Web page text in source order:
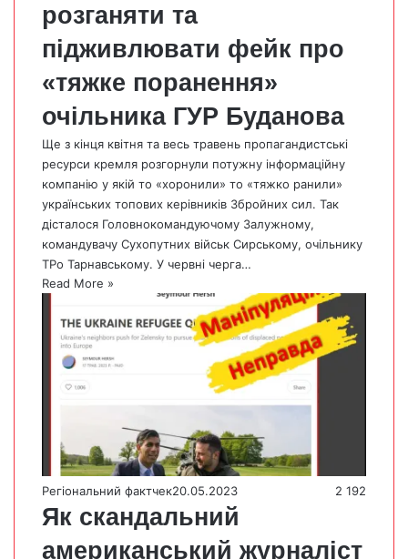
розганяти та
підживлювати фейк про
«тяжке поранення»
очільника ГУР Буданова
Ще з кінця квітня та весь травень пропагандистські
ресурси кремля розгорнули потужну інформаційну
компанію у якій то «хоронили» то «тяжко ранили»
українських топових керівників Збройних сил. Так
дісталося Головнокомандуючому Залужному,
командувачу Сухопутних військ Сирському, очільнику
ТРо Тарнавському. У червні черга…
Read More »
Регіональний фактчек20.05.2023 2 192
Як скандальний
американський журналіст